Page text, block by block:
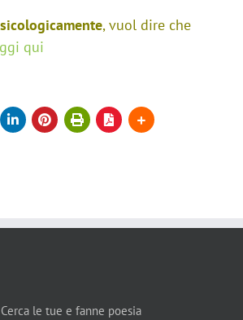
, vuol dire che
qui
le tue e fanne poesia